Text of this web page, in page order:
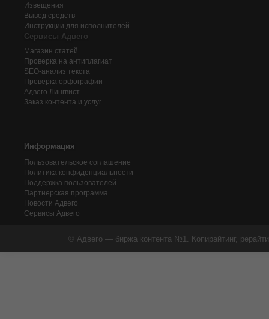
Извещения
Вывод средств
Инструкции для исполнителей
Сервисы Адвего
Магазин статей
Проверка на антиплагиат
SEO-анализ текста
Проверка орфографии
Адвего Лингвист
Заказ контента и услуг
Информация
Пользовательское соглашение
Политика конфиденциальности
Поддержка пользователей
Партнерская программа
Новости Адвего
Сервисы Адвего
© Адвего — биржа контента №1. Копирайтинг,